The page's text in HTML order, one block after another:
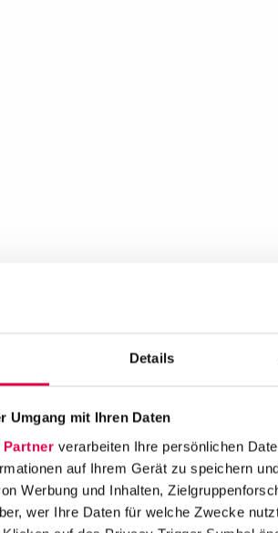
Details
Umgang mit Ihren Daten
Partner verarbeiten Ihre persönlichen
auf Ihrem Gerät zu speichern
Werbung und Inhalten,
wer Ihre Daten für welche Zwecke